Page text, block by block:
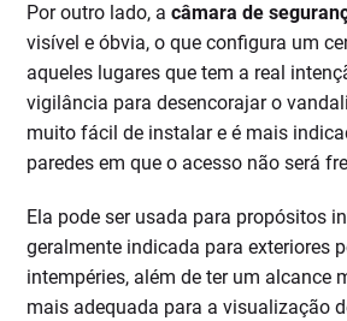
Por outro lado, acâmara de
visível e óbvia, o que configura um
aqueles lugares que tem a real
vigilância para desencorajar o
muito fácil de instalar e é mais
paredes em que o acesso não será
Ela pode ser usada para propósitos
geralmente indicada para exteriores
intempéries, além de ter um alcance
mais adequada para a visualização